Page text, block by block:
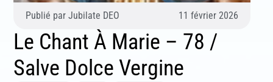
Publié par Jubilate DEO 11 février 2026
Le Chant À Marie – 78 /
Salve Dolce Vergine